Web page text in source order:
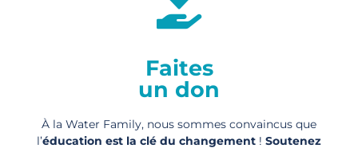
Faites
un don
À la Water Family, nous sommes convaincus que
l’éducation est la clé du changement ! Soutenez